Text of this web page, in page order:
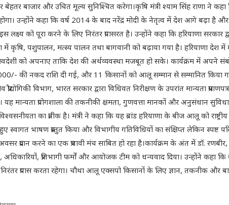
बाजार और उचित मूल्य सुनिश्चित करेगा।कृषि मंत्री श्याम सिंह राणा ने कहा
होगा। उन्होंने कहा कि वर्ष 2014 के बाद नरेंद्र मोदी के नेतृत्व में देश आगे बढ़ा
लक्ष्य को पूरा करने के लिए निरंतर प्रयासरत है। उन्होंने कहा कि हरियाणा
में कृषि, पशुपालन, मत्स्य पालन तथा बागवानी को बढ़ाया गया है। हरियाणा देश
को अपनाए ताकि देश की अर्थव्यवस्था मजबूत हो सके। कार्यक्रम में अपने
की नकद राशि दी गई, और 11 किसानों को आलू सम्मान से सम्मानित
विभाग, भारत सरकार द्वारा विधिवत निरीक्षण के उपरांत मान्यता
मान्यता प्रयोगशाला की तकनीकी क्षमता, गुणवत्ता मानकों और अनुसंधान
का प्रतीक है। मंत्री ने कहा कि यह ब्रांड हरियाणा के बीज आलू को
स्वागत भाषण प्रस्तुत किया और विभागीय गतिविधियों का संक्षिप्त लेकिन
प्रदान करने का एक प्रभावी मंच साबित हो रहा है।कार्यक्रम के अंत में डॉ.
प्रतिभागी फर्मों और आयोजक टीम को धन्यवाद दिया। उन्होंने कहा
प्रयास करता रहेगा। चौथा आलू एक्सपो किसानों के लिए ज्ञान, तकनीक